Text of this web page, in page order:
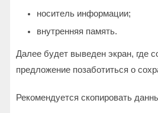
носитель информации;
внутренняя память.
Далее будет выведен экран, где
предложение позаботиться о
Рекомендуется скопировать